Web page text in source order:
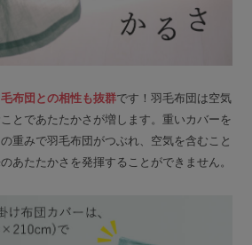
布団との相性も抜群です！羽毛布団は空気
とであたたかさが増します。重いカバーを
重みで羽毛布団がつぶれ、空気を含むこと
あたたかさを発揮することができません。